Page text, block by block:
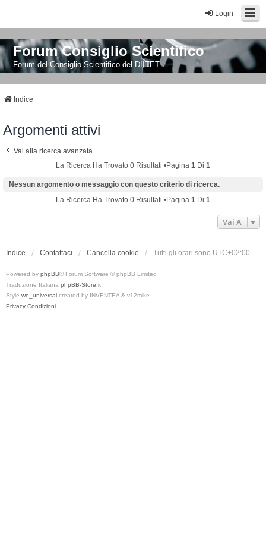
Login
Forum Consiglio Scientifico
Forum del Consiglio Scientifico del DIITET
Indice
Argomenti attivi
Vai alla ricerca avanzata
La Ricerca Ha Trovato 0 Risultati •Pagina 1 Di 1
Nessun argomento o messaggio con questo criterio di ricerca.
La Ricerca Ha Trovato 0 Risultati •Pagina 1 Di 1
Vai A
Indice Contattaci Cancella cookie Tutti gli orari sono UTC+02:00
Powered by phpBB® Forum Software © phpBB Limited
Traduzione Italiana phpBB-Store.it
Style we_universal created by INVENTEA & v12mike
Privacy Condizioni